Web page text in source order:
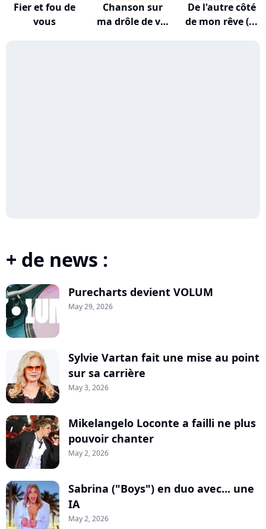
Fier et fou de
vous
Chanson sur
ma drôle de vie
De l'autre côté
de mon rêve (...
+ de news :
Purecharts devient VOLUM
May 29, 2026
Sylvie Vartan fait une mise au point
sur sa carrière
May 3, 2026
Mikelangelo Loconte a failli ne plus
pouvoir chanter
May 2, 2026
Sabrina ("Boys") en duo avec... une
IA
May 2, 2026